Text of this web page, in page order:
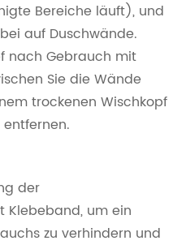
Bereiche läuft), und
auf Duschwände.
nach Gebrauch mit
Sie die Wände
trockenen Wischkopf
der
Klebeband, um ein
zu verhindern und